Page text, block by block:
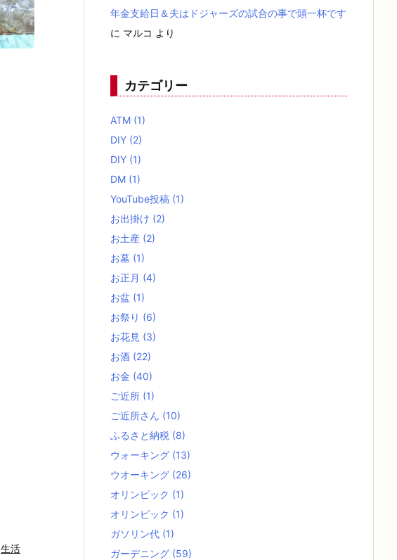
生活
年金支給日＆夫はドジャーズの試合の事で頭一杯です
に マルコ より
カテゴリー
ATM (1)
DIY (2)
DIY (1)
DM (1)
YouTube投稿 (1)
お出掛け (2)
お土産 (2)
お墓 (1)
お正月 (4)
お盆 (1)
お祭り (6)
お花見 (3)
お酒 (22)
お金 (40)
ご近所 (1)
ご近所さん (10)
ふるさと納税 (8)
ウォーキング (13)
ウオーキング (26)
オリンピック (1)
オリンピック (1)
ガソリン代 (1)
ガーデニング (59)